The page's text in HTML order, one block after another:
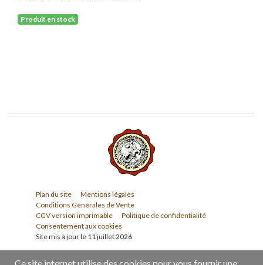
Produit en stock
Plan du site
Mentions légales
Conditions Générales de Vente
CGV version imprimable
Politique de confidentialité
Consentement aux cookies
Site mis à jour le 11 juillet 2026